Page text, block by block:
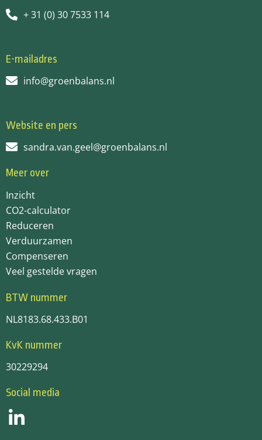
+ 31 (0) 30 7533 114
E-mailadres
info@groenbalans.nl
Website en pers
sandra.van.geel@groenbalans.nl
Meer over
Inzicht
CO2-calculator
Reduceren
Verduurzamen
Compenseren
Veel gestelde vragen
BTW nummer
NL8183.68.433.B01
KvK nummer
30229294
Social media